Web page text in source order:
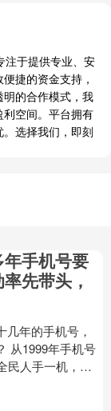
注于提供专业、安
捷的资金支持，
的合作模式，我
空间。平台拥有
选择我们，即刻
手机号要
先带头，
年的手机号，
从1999年手机号
民人手一机，这
号代码，更是